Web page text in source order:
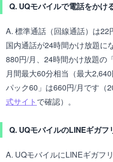
Q. UQモバイルで電話をかけ
A. 標準通話（回線通話）は
国内通話が24時間かけ放題に
880円/月、24時間かけ放題の
月間最大60分相当（最大
パック60」は660円/月です（
式サイト で確認）。
Q. UQモバイルのLINEギガフ
A. UQモバイルにLINEギガフ